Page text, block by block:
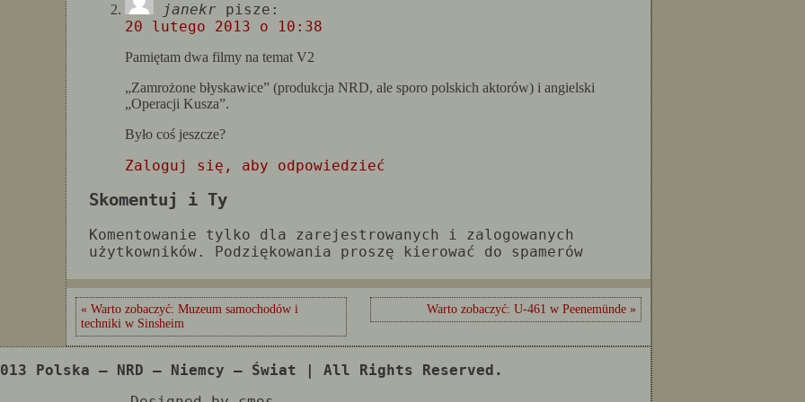
janekr pisze:
20 lutego 2013 o 10:38
Pamiętam dwa filmy na temat V2
„Zamrożone błyskawice” (produkcja NRD, ale sporo polskich aktorów) i angielski
„Operacji Kusza”.
Było coś jeszcze?
Zaloguj się, aby odpowiedzieć
Skomentuj i Ty
Komentowanie tylko dla zarejestrowanych i zalogowanych
użytkowników. Podziękowania proszę kierować do spamerów
« Warto zobaczyć: Muzeum samochodów i
techniki w Sinsheim
Warto zobaczyć: U-461 w Peenemünde »
Polska – NRD – Niemcy – Świat | All Rights Reserved.